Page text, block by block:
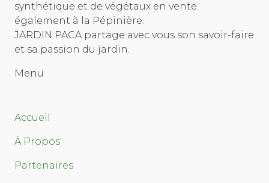
synthétique et de végétaux en vente
également à la Pépinière.
JARDIN PACA partage avec vous son savoir-faire
et sa passion du jardin.
Menu
Accueil
À Propos
Partenaires